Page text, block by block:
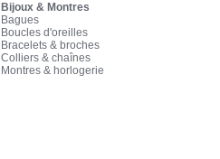
Bijoux & Montres
Bagues
Boucles d'oreilles
Bracelets & broches
Colliers & chaînes
Montres & horlogerie